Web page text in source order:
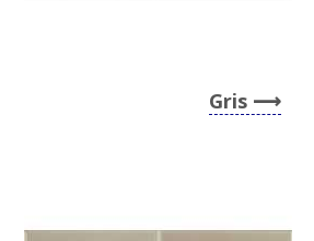
Gris